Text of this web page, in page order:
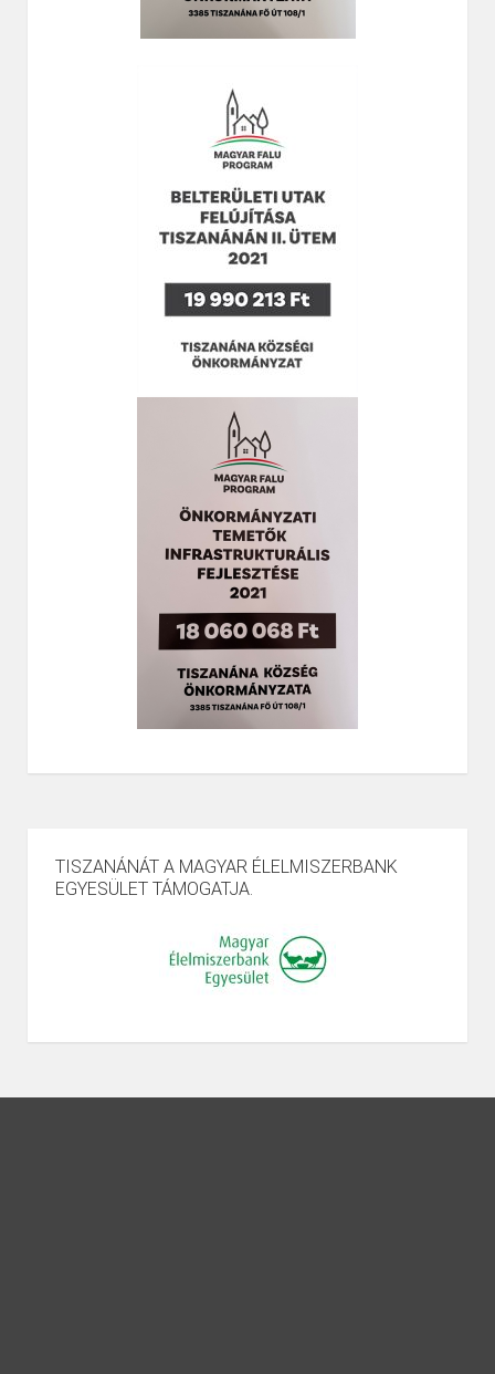
TISZANÁNÁT A MAGYAR ÉLELMISZERBANK
EGYESÜLET TÁMOGATJA.